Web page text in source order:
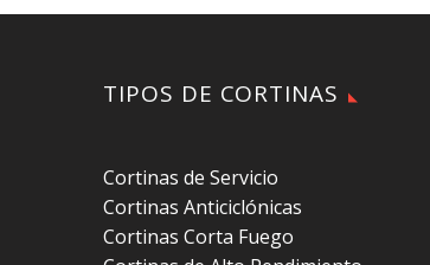
TIPOS DE CORTINAS
Cortinas de Servicio
Cortinas Anticiclónicas
Cortinas Corta Fuego